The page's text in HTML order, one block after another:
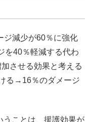
ジ減少が60％に強化
を40％軽減する代わ
させる効果と考える
る→16％のダメージ
うことは、援護効果が